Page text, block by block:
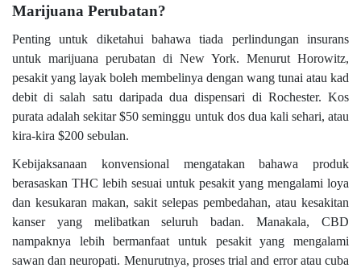
Marijuana Perubatan?
Penting untuk diketahui bahawa tiada perlindungan insurans
untuk marijuana perubatan di New York. Menurut Horowitz,
pesakit yang layak boleh membelinya dengan wang tunai atau kad
debit di salah satu daripada dua dispensari di Rochester. Kos
purata adalah sekitar $50 seminggu untuk dos dua kali sehari, atau
kira-kira $200 sebulan.
Kebijaksanaan konvensional mengatakan bahawa produk
berasaskan THC lebih sesuai untuk pesakit yang mengalami loya
dan kesukaran makan, sakit selepas pembedahan, atau kesakitan
kanser yang melibatkan seluruh badan. Manakala, CBD
nampaknya lebih bermanfaat untuk pesakit yang mengalami
sawan dan neuropati. Menurutnya, proses trial and error atau cuba